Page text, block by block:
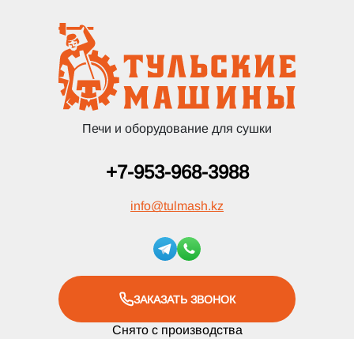
Печи и оборудование для сушки
+7-953-968-3988
info@tulmash.kz
ЗАКАЗАТЬ ЗВОНОК
Снято с производства